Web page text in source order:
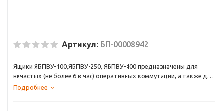
Артикул: БП-00008942
Ящики ЯБПВУ-100,ЯБПВУ-250, ЯБПВУ-400 предназначены для
нечастых (не более 6 в час) оперативных коммутаций, а также для
защиты электрических сетей и приемников от недопустимых
Подробнее